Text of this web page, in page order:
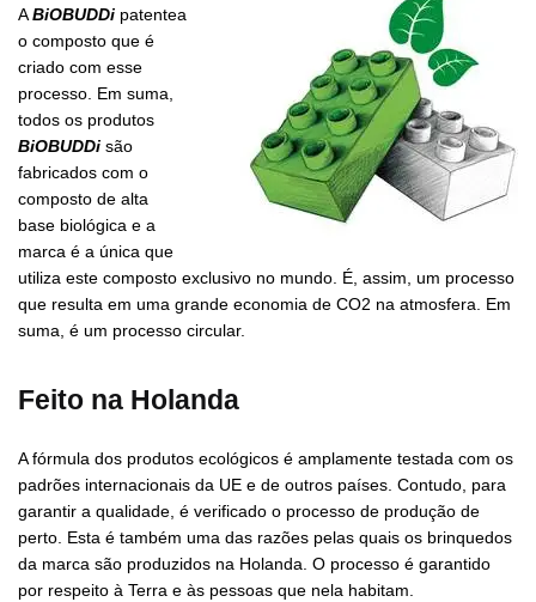
ABiOBUDDi patentea
o composto que é
criado com esse
processo. Em suma,
todos os produtos
BiOBUDDi são
fabricados com o
composto de alta
base biológica e a
marca é a única que
utiliza este composto exclusivo no mundo. É, assim, um processo
que resulta em uma grande economia de CO2 na atmosfera. Em
suma, é um processo circular.
Feito na Holanda
A fórmula dos produtos ecológicos é amplamente testada com os
padrões internacionais da UE e de outros países. Contudo, para
garantir a qualidade, é verificado o processo de produção de
perto. Esta é também uma das razões pelas quais os brinquedos
da marca são produzidos na Holanda. O processo é garantido
por respeito à Terra e às pessoas que nela habitam.